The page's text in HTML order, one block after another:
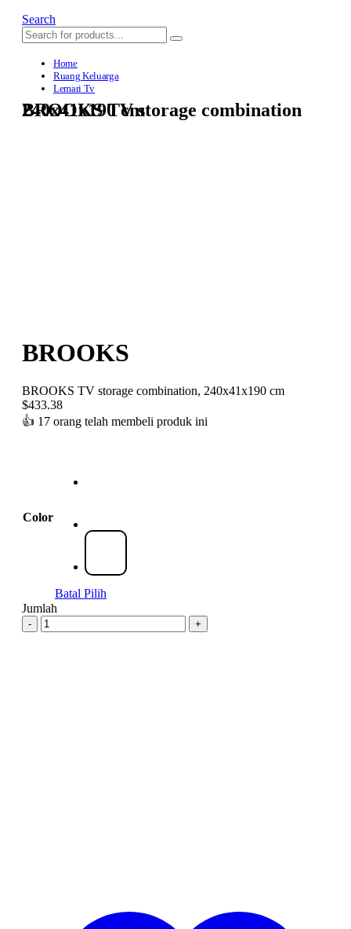
Search
Home
Ruang Keluarga
Lemari Tv
BROOKS TV storage combination 240x41x190 cm
BROOKS
BROOKS TV storage combination, 240x41x190 cm
$433.38
👍 17 orang telah membeli produk ini
Color
Batal Pilih
Jumlah
- +